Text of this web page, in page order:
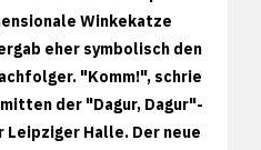
Winkekatze
eher symbolisch den
"Komm!", schrie
der "Dagur, Dagur"-
Leipziger Halle. Der neue